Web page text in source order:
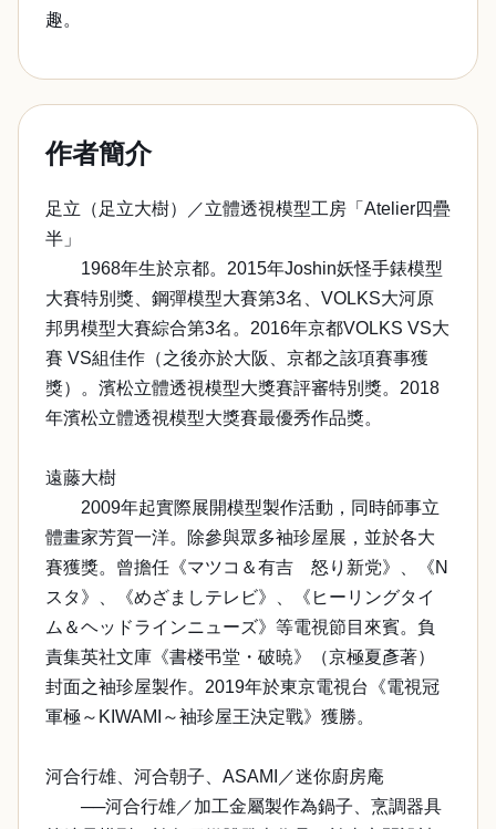
趣。
作者簡介
足立（足立大樹）／立體透視模型工房「Atelier四疊
半」
1968年生於京都。2015年Joshin妖怪手錶模型
大賽特別獎、鋼彈模型大賽第3名、VOLKS大河原
邦男模型大賽綜合第3名。2016年京都VOLKS VS大
賽 VS組佳作（之後亦於大阪、京都之該項賽事獲
獎）。濱松立體透視模型大獎賽評審特別獎。2018
年濱松立體透視模型大獎賽最優秀作品獎。
遠藤大樹
2009年起實際展開模型製作活動，同時師事立
體畫家芳賀一洋。除參與眾多袖珍屋展，並於各大
賽獲獎。曾擔任《マツコ＆有吉 怒り新党》、《N
スタ》、《めざましテレビ》、《ヒーリングタイ
ム＆ヘッドラインニューズ》等電視節目來賓。負
責集英社文庫《書楼弔堂・破暁》（京極夏彥著）
封面之袖珍屋製作。2019年於東京電視台《電視冠
軍極～KIWAMI～袖珍屋王決定戰》獲勝。
河合行雄、河合朝子、ASAMI／迷你廚房庵
──河合行雄／加工金屬製作為鍋子、烹調器具